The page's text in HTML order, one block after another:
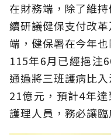
在財務端，除了維
續研議健保支付改
端，健保署在今年
115年6月已經挹注
通過將三班護病比
21億元，預計4年
護理人員，務必讓